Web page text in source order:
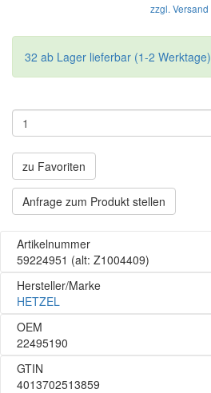
zzgl. Versand
32 ab Lager lieferbar (1-2 Werktage)
zu Favoriten
Anfrage zum Produkt stellen
Artikelnummer
59224951 (alt: Z1004409)
Hersteller/Marke
HETZEL
OEM
22495190
GTIN
4013702513859